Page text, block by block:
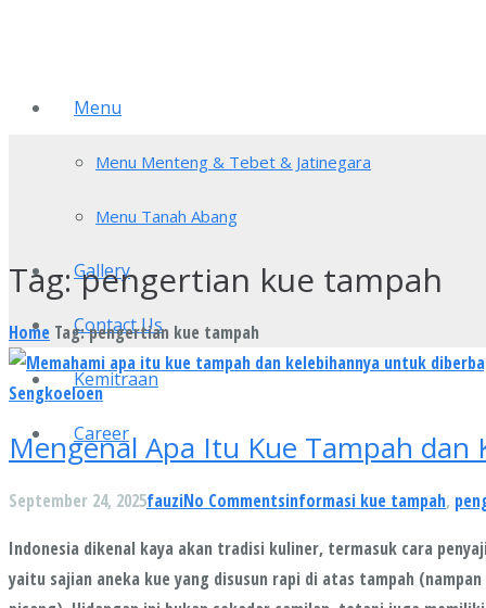
Menu
Menu Menteng & Tebet & Jatinegara
Menu Tanah Abang
Gallery
Contact Us
Kemitraan
Career
Tag:pengertian kue tampah
Home Tag: pengertian kue tampah
Mengenal Apa Itu Kue Tampah dan
September 24, 2025fauziNo Commentsinformasi kue tampah,
Indonesia dikenal kaya akan tradisi kuliner, termasuk cara
yaitu sajian aneka kue yang disusun rapi di atas tampah